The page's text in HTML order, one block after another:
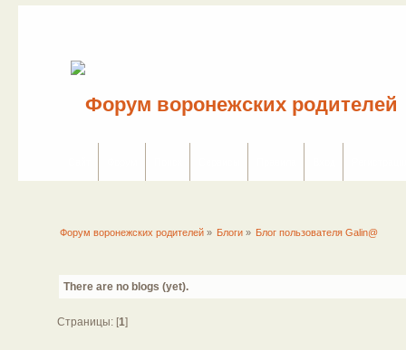
Форум воронежских родителей» Блоги » Блог пользователя Galin@
There are no blogs (yet).
Страницы: [1]